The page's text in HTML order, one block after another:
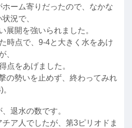
ーム寄りだったので、なかな
況で、
展開を強いられました。
時点で、9-4と大きく水をあけ
、
点をあげました。
の勢いを止めず、終わってみれ
退水の数です。
ア人でしたが、第3ピリオドま